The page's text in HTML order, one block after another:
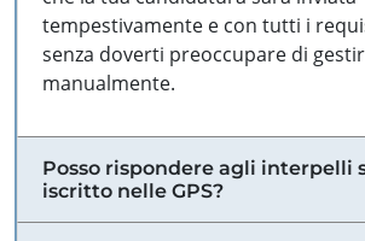
tempestivamente e con tutti i
senza doverti preoccupare di
manualmente.
Posso rispondere agli interpelli
iscritto nelle GPS?